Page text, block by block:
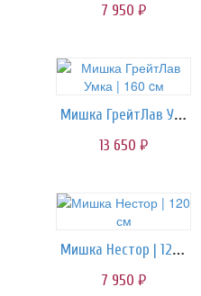
7 950 руб.
Мишка ГрейтЛав Умка | 160 cм
13 650 руб.
Мишка Нестор | 120 см
7 950 руб.